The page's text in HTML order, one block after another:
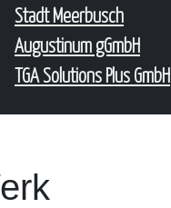
Stadt Meerbusch
Augustinum gGmbH
TGA Solutions Plus GmbH